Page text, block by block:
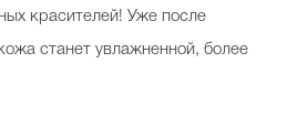
красителей! Уже после
станет увлажненной, более